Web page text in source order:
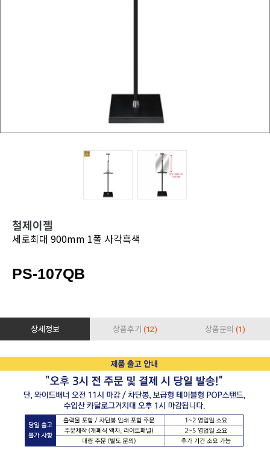
철제이젤
세로최대 900mm 1폴 사각흑색
PS-107QB
상세정보 상품후기 (12) 상품문의 (1)